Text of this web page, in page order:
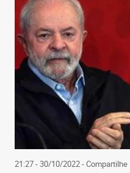
21:27 - 30/10/2022- Compartilhe